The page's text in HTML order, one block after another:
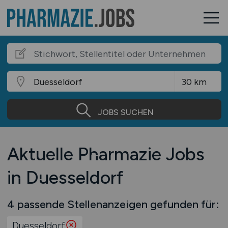
JOBS SUCHEN
Aktuelle Pharmazie Jobs
in Duesseldorf
4 passende Stellenanzeigen gefunden für:
Duesseldorf